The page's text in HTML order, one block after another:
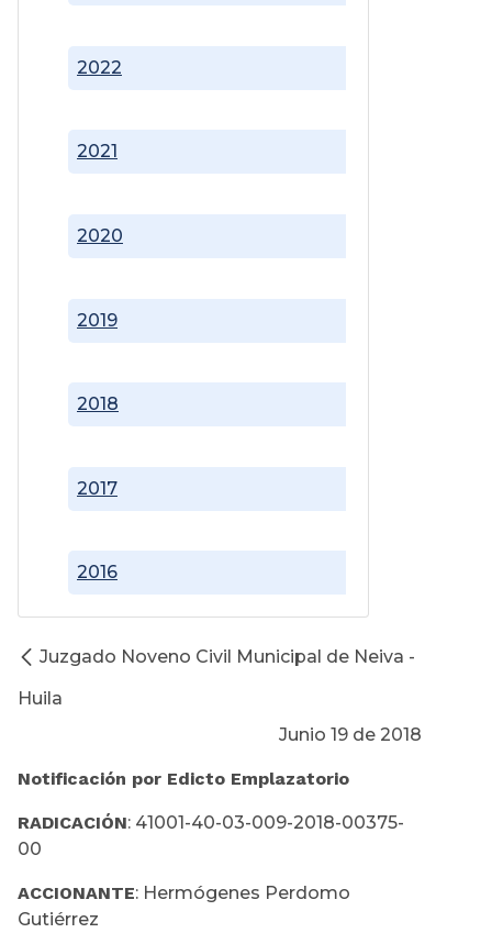
2016
2017
2018
2019
2020
2021
2022
Juzgado Noveno Civil Municipal de Neiva -
Huila
Junio 19 de 2018
Notificación por Edicto Emplazatorio
RADICACIÓN: 41001-40-03-009-2018-00375-
00
ACCIONANTE: Hermógenes Perdomo
Gutiérrez